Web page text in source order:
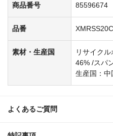
商品番号 85596674
品番
素材・生産国
リサイク
46% /スパ
生産国：中
よくあるご質問